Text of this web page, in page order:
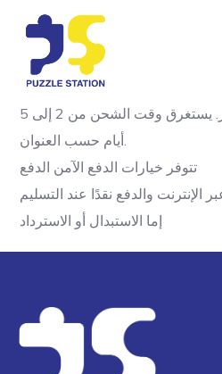
يستغرق وقت الشحن من 2 إلى 5
أيام حسب العنوان
تتوفر خيارات الدفع الآمن الدفع
إما الاستبدال أو الاسترداد